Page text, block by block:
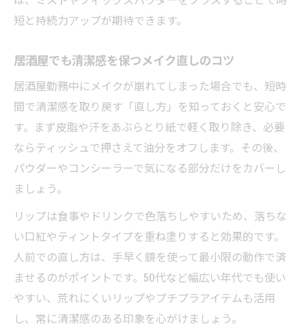
短と持続力アップが期待できます。
居酒屋でも清潔感を保つメイク直しのコツ
居酒屋勤務中にメイクが崩れてしまった場合でも、短時
間で清潔感を取り戻す「直し方」を知っておくと安心で
す。まず皮脂や汗をあぶらとり紙で軽く取り除き、必要
ならティッシュで押さえて油分をオフします。その後、
パウダーやコンシーラーで気になる部分だけをカバーし
ましょう。
リップは食事やドリンクで色落ちしやすいため、落ちな
い口紅やティントタイプを重ね塗りすると効果的です。
人前での直し方は、手早く鏡を使って最小限の動作で済
ませるのがポイントです。50代など幅広い年代でも使い
やすい、荒れにくいリップやプチプラアイテムも活用
し、常に清潔感のある印象を心がけましょう。